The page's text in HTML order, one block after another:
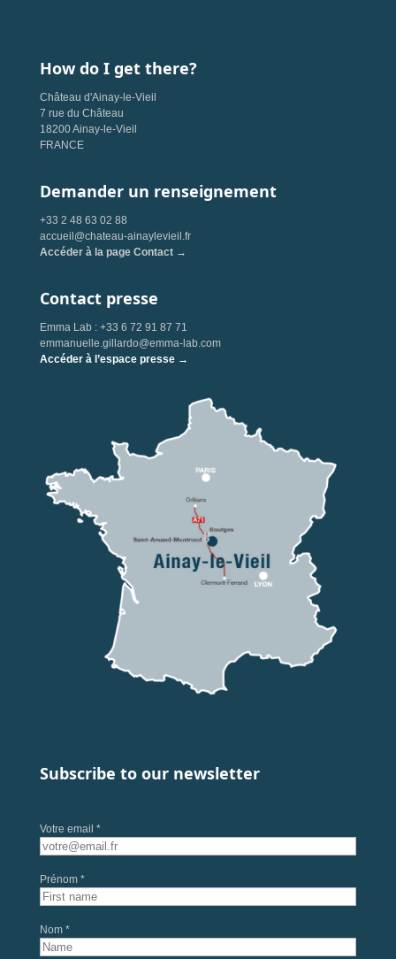
How do I get there?
Château d'Ainay-le-Vieil
7 rue du Château
18200 Ainay-le-Vieil
FRANCE
Demander un renseignement
+33 2 48 63 02 88
accueil@chateau-ainaylevieil.fr
Accéder à la page Contact →
Contact presse
Emma Lab : +33 6 72 91 87 71
emmanuelle.gillardo@emma-lab.com
Accéder à l’espace presse →
Subscribe to our newsletter
Votre email *
Prénom *
Nom *